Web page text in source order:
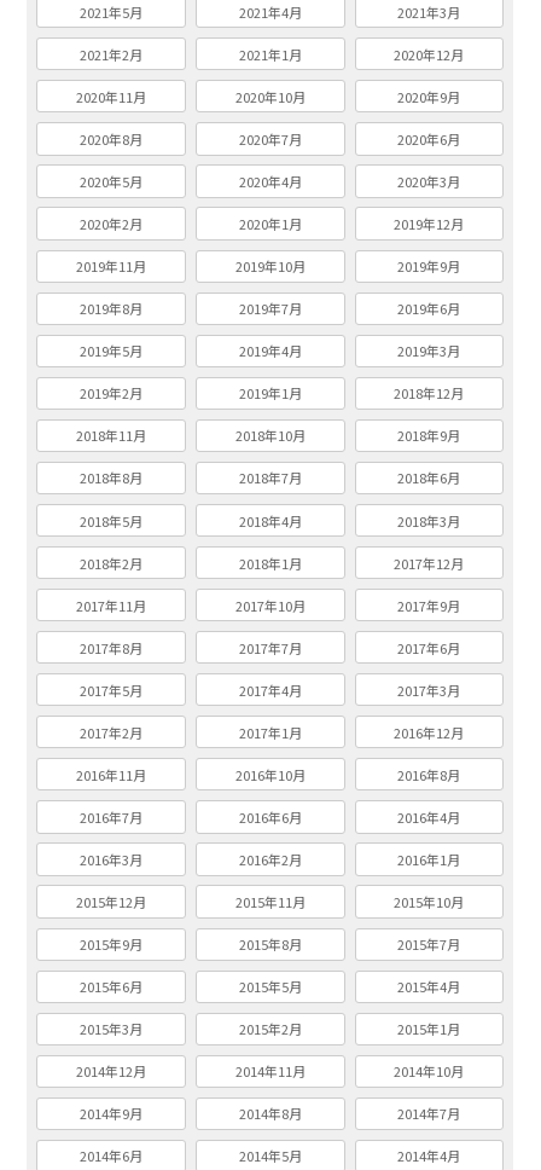
2021年5月 2021年4月 2021年3月
2021年2月 2021年1月 2020年12月
2020年11月 2020年10月 2020年9月
2020年8月 2020年7月 2020年6月
2020年5月 2020年4月 2020年3月
2020年2月 2020年1月 2019年12月
2019年11月 2019年10月 2019年9月
2019年8月 2019年7月 2019年6月
2019年5月 2019年4月 2019年3月
2019年2月 2019年1月 2018年12月
2018年11月 2018年10月 2018年9月
2018年8月 2018年7月 2018年6月
2018年5月 2018年4月 2018年3月
2018年2月 2018年1月 2017年12月
2017年11月 2017年10月 2017年9月
2017年8月 2017年7月 2017年6月
2017年5月 2017年4月 2017年3月
2017年2月 2017年1月 2016年12月
2016年11月 2016年10月 2016年8月
2016年7月 2016年6月 2016年4月
2016年3月 2016年2月 2016年1月
2015年12月 2015年11月 2015年10月
2015年9月 2015年8月 2015年7月
2015年6月 2015年5月 2015年4月
2015年3月 2015年2月 2015年1月
2014年12月 2014年11月 2014年10月
2014年9月 2014年8月 2014年7月
2014年6月 2014年5月 2014年4月